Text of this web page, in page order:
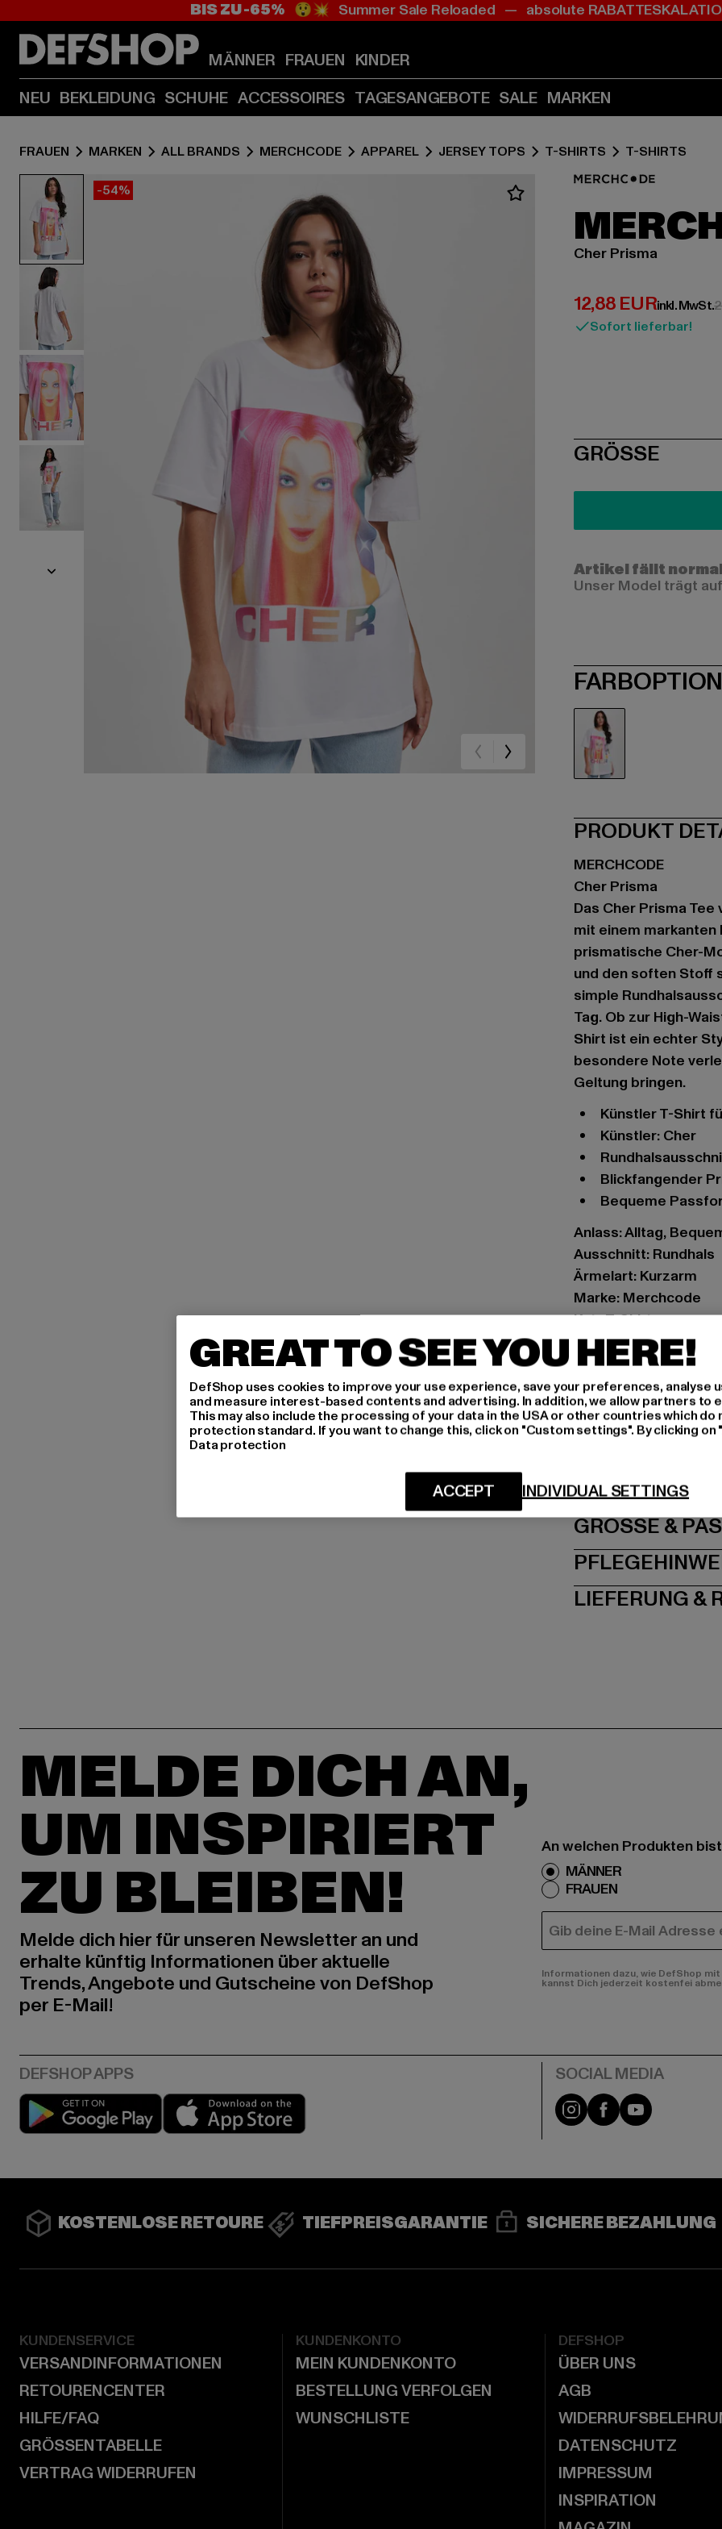
Zum
(Enter
drücken)
Zum
(Enter
drücken)
BIS ZU -65% 😲💥 Summer Sale Reloaded — absolute
MÄNNER FRAUEN KINDER
NEU BEKLEIDUNG SCHUHE ACCESSOIRES TAGESANGEBOTE SALE MARKEN
FRAUEN MARKEN ALL BRANDS MERCHCODE APPAREL JERSEY TOPS T-SHIRTS T-SHIRTS
-54%
Cher Prisma
12,88 EUR
Derzeitiger Preis:
inkl. MwSt.
Sofort lieferbar!
SIZE
GRÖSSE
Artikel fällt
Unser Model trägt
PRODUKT
MERCHCODE
Cher Prisma
Das Cher Prisma
mit einem
prismatische Cher-
und den soften Stoff
simple
Tag. Ob zur High-
Shirt ist ein echter
besondere Note
Geltung bringen.
Künstler T-Shirt
Künstler: Cher
Blickfangender
Bequeme
Anlass: Alltag,
Ausschnitt: Rundhals
Ärmelart: Kurzarm
Marke: Merchcode
Kat.: T-Shirts
Farbe: weiß
Hersteller Farbe: white
Art.Nr: MC856-00220
Dr.-Robert-Murjahn-
GRÖSSE
LIEFERUNG &
MELDE DICH AN,
UM INSPIRIERT
ZU BLEIBEN!
Melde dich hier für unseren Newsletter an und
erhalte künftig Informationen über aktuelle
Trends, Angebote und Gutscheine von DefShop
per E-Mail!
An welchen Produkten
MÄNNER
FRAUEN
E-MAIL
Informationen dazu, wie DefShop
kannst Dich jederzeit kostenfei
Play market Instagram
FacebookYouTube
KOSTENLOSE RETOURE TIEFPREISGARANTIE SICHERE BEZAHLUNG
KUNDENSERVICE
VERSANDINFORMATIONEN
RETOURENCENTER
HILFE/FAQ
GRÖSSENTABELLE
VERTRAG WIDERRUFEN
KUNDENKONTO
MEIN KUNDENKONTO
BESTELLUNG VERFOLGEN
WUNSCHLISTE
DEFSHOP
ÜBER UNS
AGB
DATENSCHUTZ
IMPRESSUM
INSPIRATION
GREAT TO SEE YOU HERE!
DefShop uses cookies to improve your use experience, save your preferences, analyse
and measure interest-based contents and advertising. In addition, we allow partners to
This may also include the processing of your data in the USA or other countries which do
protection standard. If you want to change this, click on "Custom settings". By clicking
Data protection
INDIVIDUAL SETTINGS
ACCEPT